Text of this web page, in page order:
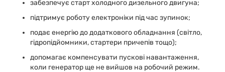
забезпечує старт холодного дизельного двигуна;
підтримує роботу електроніки під час зупинок;
подає енергію до додаткового обладнання (світло,
гідропідйомники, стартери причепів тощо);
допомагає компенсувати пускові навантаження,
коли генератор ще не вийшов на робочий режим.